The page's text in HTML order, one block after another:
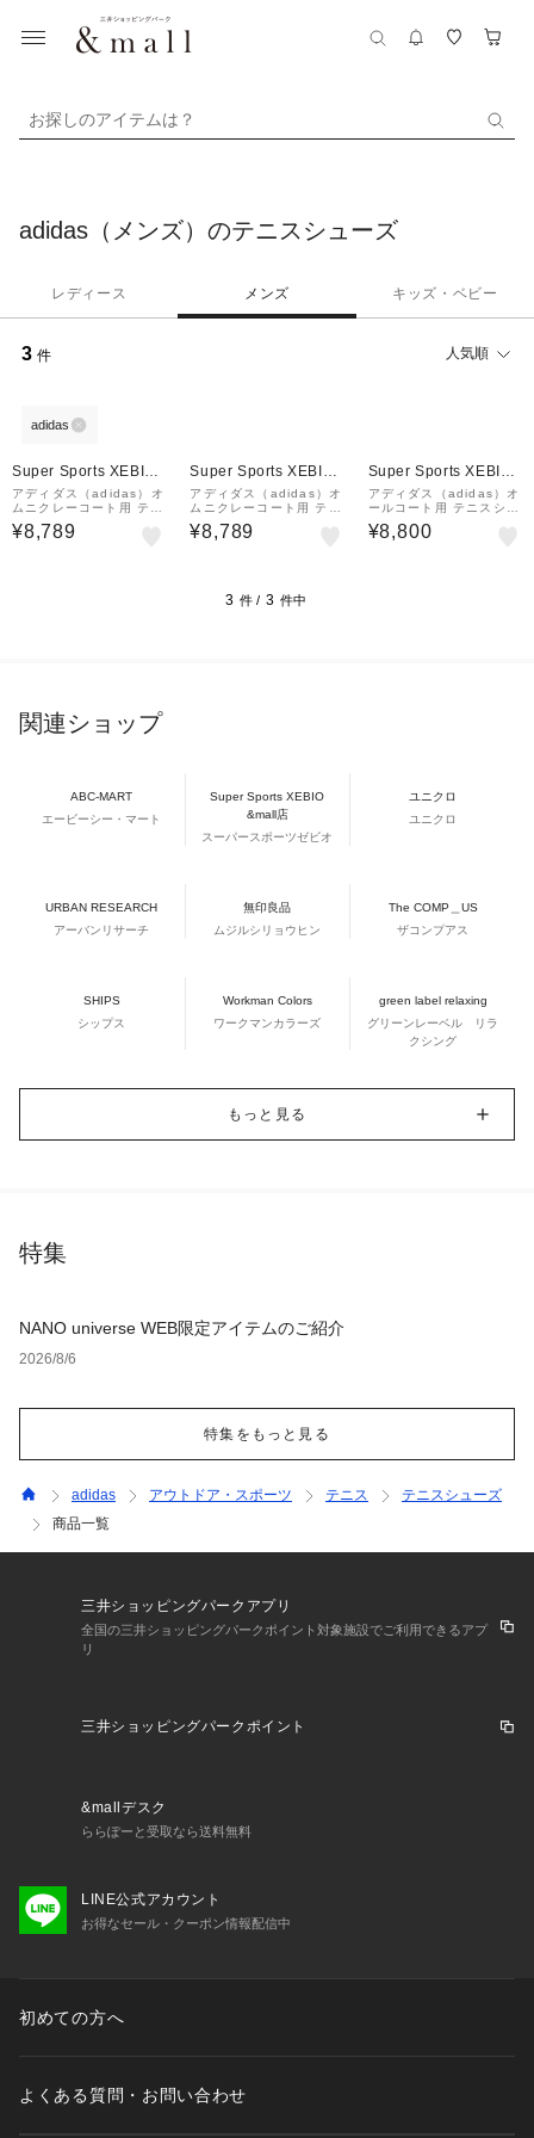
お探しのアイテムは？
adidas（メンズ）のテニスシューズ
レディース メンズ キッズ・ベビー
3 件 人気順
adidas
Super Sports XEBIO
&mall店
アディダス（adidas）オ
ムニクレーコート用 テニ
スシューズ デファイアン
ト スピード2 ONP48-K
¥8,789
Super Sports XEBIO
&mall店
アディダス（adidas）オ
ムニクレーコート用 テニ
スシューズ デファイアン
ト スピード Omni ONP
¥8,789
Super Sports XEBIO
&mall店
アディダス（adidas）オ
ールコート用 テニスシュ
ーズ ゲームコート 2 ON
X03-KI0780
¥8,800
3 件 / 3 件中
関連ショップ
ABC-MART
エービーシー・マート
Super Sports XEBIO
&mall店
スーパースポーツゼビオ
ユニクロ
ユニクロ
URBAN RESEARCH
アーバンリサーチ
無印良品
ムジルシリョウヒン
The COMP＿US
ザコンプアス
SHIPS
シップス
Workman Colors
ワークマンカラーズ
green label relaxing
グリーンレーベル リラ
クシング
もっと見る
特集
NANO universe WEB限定アイテムのご紹介
2026/8/6
特集をもっと見る
adidas アウトドア・スポーツ テニス
テニスシューズ
商品一覧
三井ショッピングパークアプリ
全国の三井ショッピングパークポイント対象施設でご利用できるアプ
リ
三井ショッピングパークポイント
&mallデスク
ららぽーと受取なら送料無料
LINE公式アカウント
お得なセール・クーポン情報配信中
初めての方へ
よくある質問・お問い合わせ